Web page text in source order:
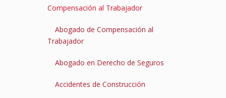
Compensación al Trabajador
Abogado de Compensación al
Trabajador
Abogado en Derecho de Seguros
Accidentes de Construcción